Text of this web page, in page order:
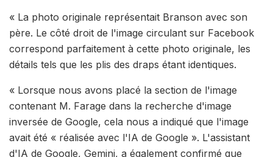
« La photo originale représentait Branson avec son
père. Le côté droit de l'image circulant sur Facebook
correspond parfaitement à cette photo originale, les
détails tels que les plis des draps étant identiques.
« Lorsque nous avons placé la section de l'image
contenant M. Farage dans la recherche d'image
inversée de Google, cela nous a indiqué que l'image
avait été « réalisée avec l'IA de Google ». L'assistant
d'IA de Google, Gemini, a également confirmé que